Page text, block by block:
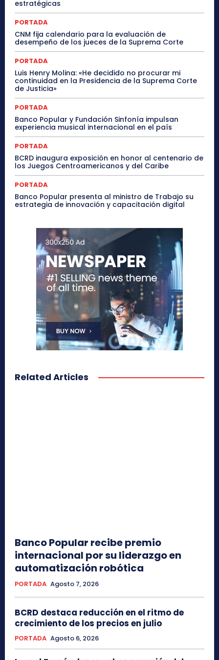
estratégicas
PORTADA
CNM fija calendario para la evaluación de
desempeño de los jueces de la Suprema Corte
PORTADA
Luis Henry Molina: «He decidido no procurar mi
continuidad en la Presidencia de la Suprema Corte
de Justicia»
PORTADA
Banco Popular y Fundación Sinfonía impulsan
experiencia musical internacional en el país
PORTADA
BCRD inaugura exposición en honor al centenario de
los Juegos Centroamericanos y del Caribe
PORTADA
Banco Popular presenta al ministro de Trabajo su
estrategia de innovación y capacitación digital
Related Articles
Banco Popular recibe premio
internacional por su liderazgo en
automatización robótica
PORTADA Agosto 7, 2026
BCRD destaca reducción en el ritmo de
crecimiento de los precios en julio
PORTADA Agosto 6, 2026